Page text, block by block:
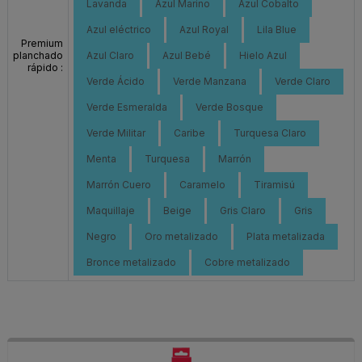
Premium
planchado
rápido :
Lavanda Azul Marino Azul Cobalto
Azul eléctrico Azul Royal Lila Blue
Azul Claro Azul Bebé Hielo Azul
Verde Ácido Verde Manzana Verde Claro
Verde Esmeralda Verde Bosque
Verde Militar Caribe Turquesa Claro
Menta Turquesa Marrón
Marrón Cuero Caramelo Tiramisú
Maquillaje Beige Gris Claro Gris
Negro Oro metalizado Plata metalizada
Bronce metalizado Cobre metalizado